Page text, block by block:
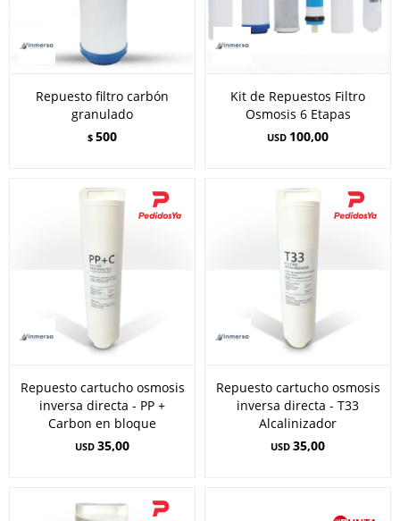
Repuesto filtro carbón
granulado
$ 500
Kit de Repuestos Filtro
Osmosis 6 Etapas
USD 100,00
Repuesto cartucho osmosis
inversa directa - PP +
Carbon en bloque
USD 35,00
Repuesto cartucho osmosis
inversa directa - T33
Alcalinizador
USD 35,00